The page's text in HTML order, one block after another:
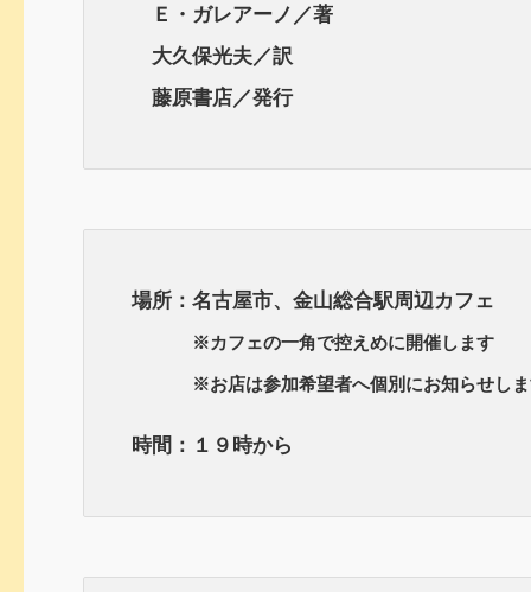
Ｅ・ガレアーノ／著
大久保光夫／訳
藤原書店／発行
場所：名古屋市、金山総合駅周辺カフェ
※カフェの一角で控えめに開催します
※お店は参加希望者へ個別にお知らせし
時間：１９時から